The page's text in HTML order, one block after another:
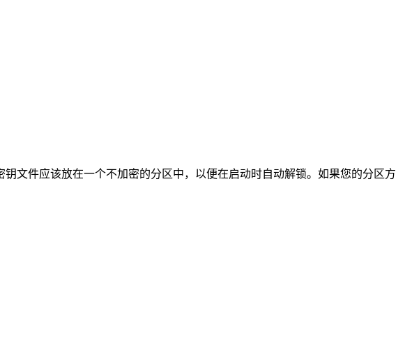
钥文件应该放在一个不加密的分区中，以便在启动时自动解锁。如果您的分区方